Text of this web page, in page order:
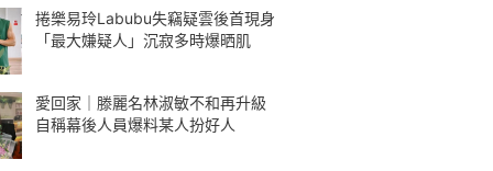
捲樂易玲Labubu失竊疑雲後首現身
「最大嫌疑人」沉寂多時爆晒肌
愛回家｜滕麗名林淑敏不和再升級
自稱幕後人員爆料某人扮好人